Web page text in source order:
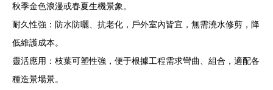
秋季金色浪漫或春夏生機景象。
耐久性強：防水防曬、抗老化，戶外室內皆宜，無需澆水修剪，降
低維護成本。
靈活應用：枝葉可塑性強，便于根據工程需求彎曲、組合，適配各
種造景場景。